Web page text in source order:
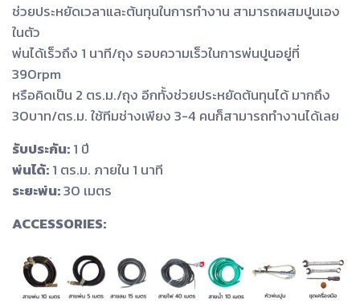
ช่วยประหยัดเวลาและต้นทุนในการทํางาน สามารถผสมปูนเอง
ในตัว
พ่นได้เร็วถึง 1 นาที/ถุง รอบความเร็วในการพ่นปูนอยู่ที่
390rpm
หรือคิดเป็น 2 ตร.ม./ถุง อีกทั้งช่วยประหยัดต้นทุนได้ มากถึง
30บาท/ตร.ม. ใช้ทีมช่างเพียง 3-4 คนก็สามารถทํางานได้เลย
รับประกัน:1 ปี
พ่นได้:1 ตร.ม. ภายใน 1 นาที
ระยะพ่น:30 เมตร
ACCESSORIES: